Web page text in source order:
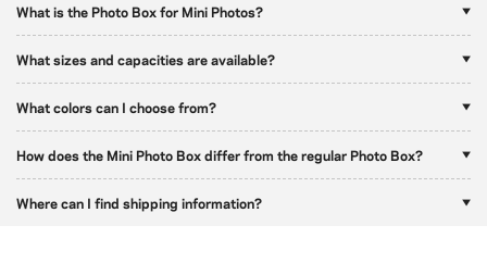
What is the Photo Box for Mini Photos?
What sizes and capacities are available?
What colors can I choose from?
How does the Mini Photo Box differ from the regular Photo Box?
Where can I find shipping information?